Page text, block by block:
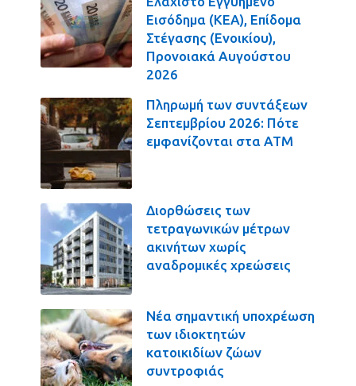
Εισόδημα (ΚΕΑ), Επίδομα
Στέγασης (Ενοικίου),
Προνοιακά Αυγούστου
2026
Πληρωμή των συντάξεων
Σεπτεμβρίου 2026: Πότε
εμφανίζονται στα ΑΤΜ
Διορθώσεις των
τετραγωνικών μέτρων
ακινήτων χωρίς
αναδρομικές χρεώσεις
Νέα σημαντική υποχρέωση
των ιδιοκτητών
κατοικιδίων ζώων
συντροφιάς